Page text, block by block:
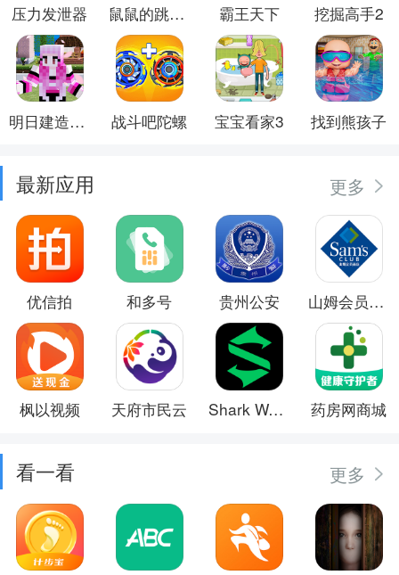
压力发泄器 鼠鼠的跳跃冒险 霸王天下 挖掘高手2
明日建造大师 战斗吧陀螺 宝宝看家3 找到熊孩子
最新应用 更多
优信拍 和多号 贵州公安 山姆会员商店
枫以视频 天府市民云 Shark Wear 药房网商城
看一看 更多